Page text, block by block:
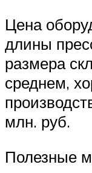
Цена
длины
размера
среднем,
млн. руб.
Полезные